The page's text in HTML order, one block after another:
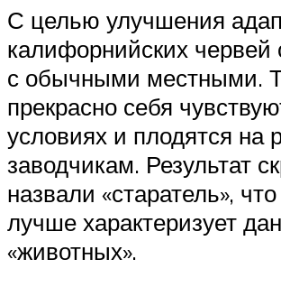
С целью улучшения
калифорнийских червей
с обычными местными.
прекрасно себя
условиях и плодятся на
заводчикам. Результат
назвали «старатель»,
лучше характеризует
«животных».